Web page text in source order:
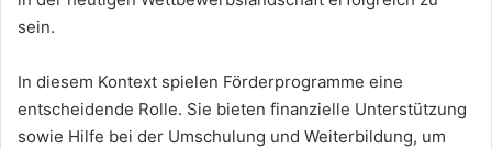
sein.
In diesem Kontext spielen Förderprogramme eine
entscheidende Rolle. Sie bieten finanzielle Unterstützung
sowie Hilfe bei der Umschulung und Weiterbildung, um